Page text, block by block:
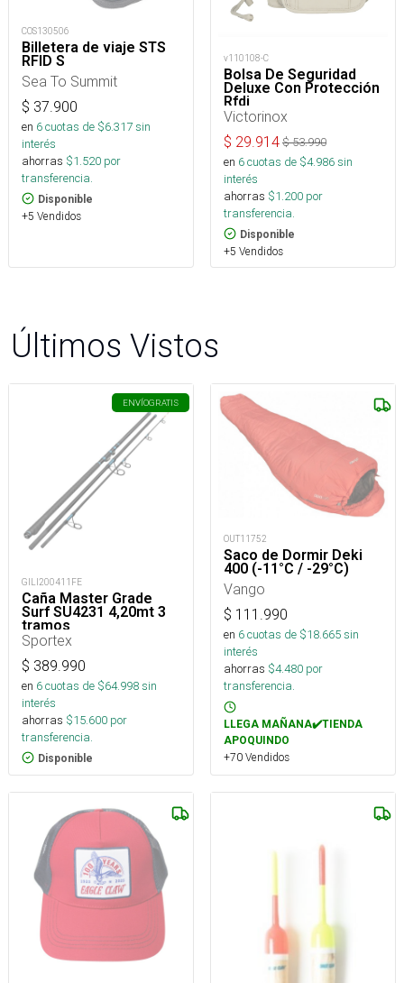
COS130506
Billetera de viaje STS
RFID S
Sea To Summit
$ 37.900
en 6cuotas de $6.317sin
interés
ahorras $1.520 por
transferencia.
Disponible
+5 Vendidos
v110108-C
Bolsa De Seguridad
Deluxe Con Protección
Rfdi
Victorinox
$ 29.914 $53.990
en 6cuotas de $4.986sin
interés
ahorras $1.200 por
transferencia.
Disponible
+5 Vendidos
Últimos Vistos
ENVÍOGRATIS
GILI200411FE
Caña Master Grade
Surf SU4231 4,20mt 3
tramos
Sportex
$ 389.990
en 6cuotas de $64.998sin
interés
ahorras $15.600 por
transferencia.
Disponible
OUT11752
Saco de Dormir Deki
400 (-11°C / -29°C)
Vango
$ 111.990
en 6cuotas de $18.665sin
interés
ahorras $4.480 por
transferencia.
LLEGA MAÑANA✔️TIENDA
APOQUINDO
+70 Vendidos